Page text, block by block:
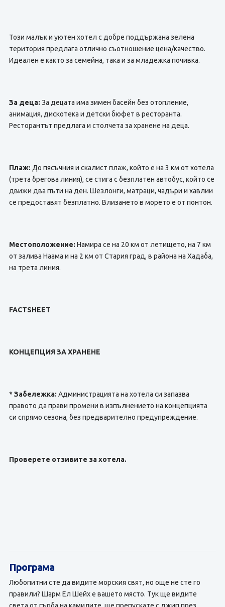
Този малък и уютен хотел с добре поддържана зелена
територия предлага отлично съотношение цена/качество.
Идеален е както за семейна, така и за младежка почивка.
За деца: За децата има зимен басейн без отопление,
анимация, дискотека и детски бюфет в ресторанта.
Ресторантът предлага и столчета за хранене на деца.
Плаж: До пясъчния и скалист плаж, който е на 3 км от хотела
(трета брегова линия), се стига с безплатен автобус, който се
движи два пъти на ден. Шезлонги, матраци, чадъри и хавлии
се предоставят безплатно. Влизането в морето е от понтон.
Местоположение: Намира се на 20 км от летището, на 7 км
от залива Наама и на 2 км от Стария град, в района на Хадаба,
на трета линия.
FACTSHEET
КОНЦЕПЦИЯ ЗА ХРАНЕНЕ
* Забележка: Администрацията на хотела си запазва
правото да прави промени в изпълнението на концепцията
си спрямо сезона, без предварително предупреждение.
Проверете отзивите за хотела.
Програма
Любопитни сте да видите морския свят, но още не сте го
правили? Шарм Ел Шейх е вашето място. Тук ще видите